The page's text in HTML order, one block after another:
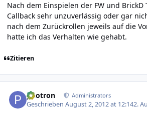
Nach dem Einspielen der FW und
Callback sehr unzuverlässig oder gar
nach dem Zurückrollen jeweils auf die
hatte ich das Verhalten wie gehabt.
Zitieren
photron Administrators
GeschriebenAugust 2, 2012 at 12:142.